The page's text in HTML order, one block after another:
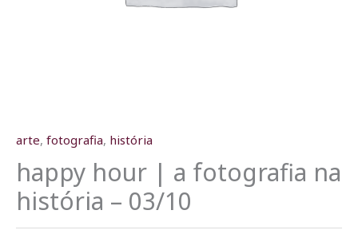
arte, fotografia, história
happy hour | a fotografia na
história – 03/10